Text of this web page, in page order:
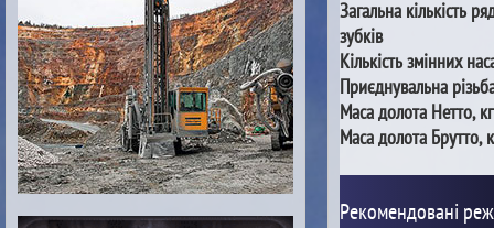
Загальна кількість
зубків
Кількість змінних
Приєднувальна
Маса долота Нетто, кг
Маса долота Брутто,
Рекомендовані